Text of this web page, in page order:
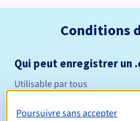
Conditions
Qui peut enregistrer un
Utilisable par tous
Poursuivre sans accepter